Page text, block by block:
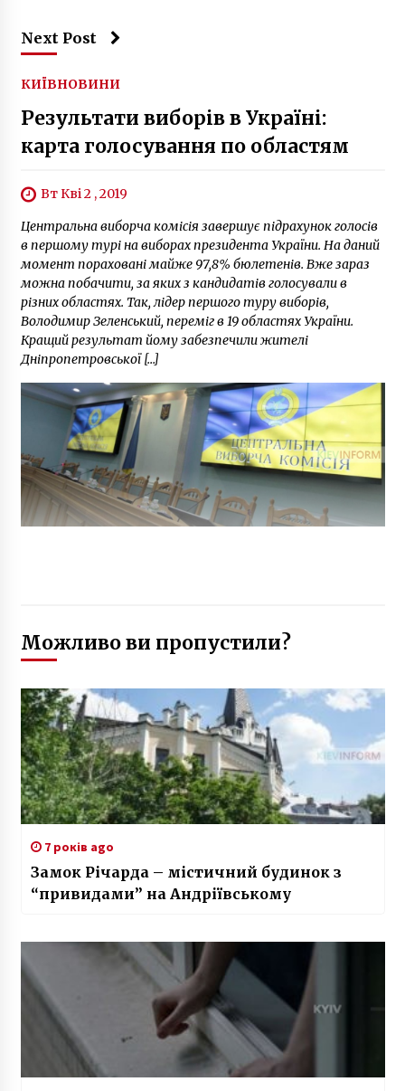
Next Post
КИЇВНОВИНИ
Результати виборів в Україні:
карта голосування по областям
Вт Кві 2 , 2019
Центральна виборча комісія завершує підрахунок голосів
в першому турі на виборах президента України. На даний
момент пораховані майже 97,8% бюлетенів. Вже зараз
можна побачити, за яких з кандидатів голосували в
різних областях. Так, лідер першого туру виборів,
Володимир Зеленський, переміг в 19 областях України.
Кращий результат йому забезпечили жителі
Дніпропетровської […]
Можливо ви пропустили?
7 років ago
Замок Річарда – містичний будинок з
“привидами” на Андріївському